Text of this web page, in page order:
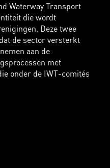
Waterway Transport
die wordt
Deze twee
de sector versterkt
aan de
met
onder de IWT-comités